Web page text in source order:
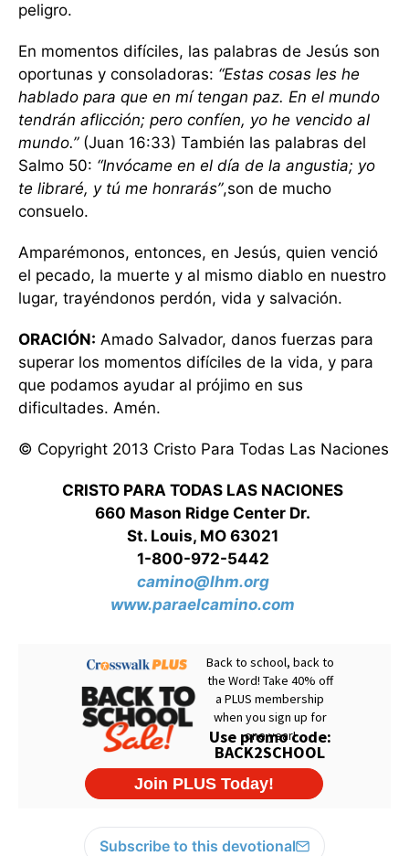
peligro.
En momentos difíciles, las palabras de Jesús son
oportunas y consoladoras: “Estas cosas les he
hablado para que en mí tengan paz. En el mundo
tendrán aflicción; pero confíen, yo he vencido al
mundo.” (Juan 16:33) También las palabras del
Salmo 50: “Invócame en el día de la angustia; yo
te libraré, y tú me honrarás”,son de mucho
consuelo.
Amparémonos, entonces, en Jesús, quien venció
el pecado, la muerte y al mismo diablo en nuestro
lugar, trayéndonos perdón, vida y salvación.
ORACIÓN: Amado Salvador, danos fuerzas para
superar los momentos difíciles de la vida, y para
que podamos ayudar al prójimo en sus
dificultades. Amén.
© Copyright 2013 Cristo Para Todas Las Naciones
CRISTO PARA TODAS LAS NACIONES
660 Mason Ridge Center Dr.
St. Louis, MO 63021
1-800-972-5442
camino@lhm.org
www.paraelcamino.com
Subscribe to this devotional